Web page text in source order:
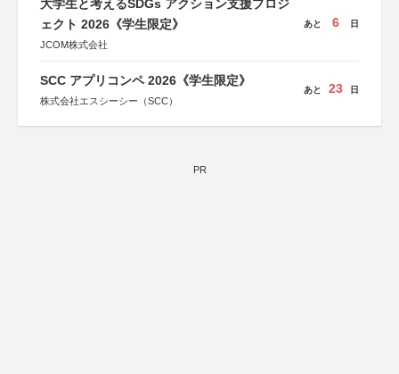
大学生と考えるSDGs アクション支援プロジ
ェクト 2026《学生限定》
JCOM株式会社
あと 6 日
SCC アプリコンペ 2026《学生限定》
株式会社エスシーシー（SCC）
あと 23 日
PR